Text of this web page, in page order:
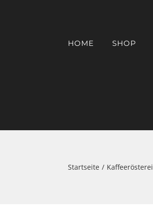
HOME SHOP
Startseite Kaffeerösterei